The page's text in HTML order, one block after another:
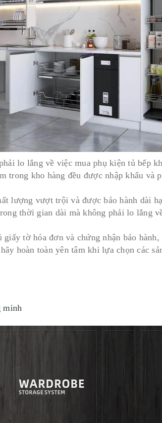
lo lắng về việc mua phụ kiện tủ bếp
trong kho hàng đều được nhập khẩu và
lượng vượt trội và được bảo hành dài
thời gian dài mà không phải lo lắng
tờ hóa đơn và chứng nhận bảo
hoàn toàn yên tâm khi lựa chọn các
minh